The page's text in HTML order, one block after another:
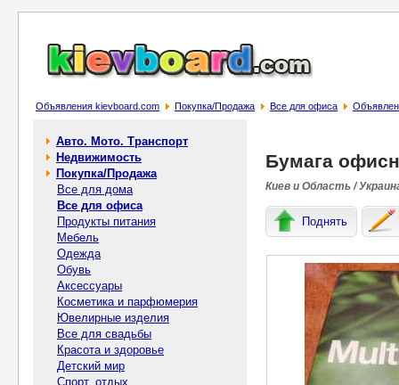
Объявления kievboard.com Покупка/Продажа Все для офиса
Авто. Мото. Транспорт
Недвижимость
Покупка/Продажа
Все для дома
Все для офиса
Продукты питания
Мебель
Одежда
Обувь
Аксессуары
Косметика и парфюмерия
Ювелирные изделия
Все для свадьбы
Красота и здоровье
Детский мир
Спорт, отдых
Бумага
Киев и Область /
Поднять